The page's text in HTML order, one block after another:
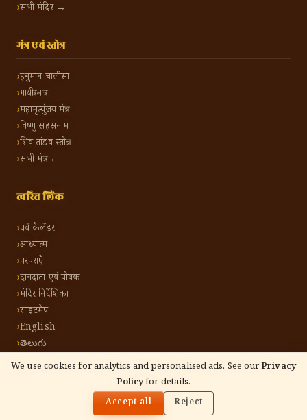
We use cookies for analytics and personalised ads. See ourPrivacy
Policyfor details.
Accept all Reject
सभी मंदिर →
मंत्र एवं स्तोत्र
हनुमान चालीसा
गायत्री मंत्र
महामृत्युंजय मंत्र
विष्णु सहस्रनाम
शिव तांडव स्तोत्र
सभी मंत्र →
त्वरित लिंक
पर्व कैलेंडर
आध्यात्म
परंपराएँ
दानदाता एवं पोषक
मंदिर निर्देशिका
साइटमैप
English
తెలుగు
हिंदू टोन हिंदी। सर्वाधिकार सुरक्षित। गोपनीयता नीति